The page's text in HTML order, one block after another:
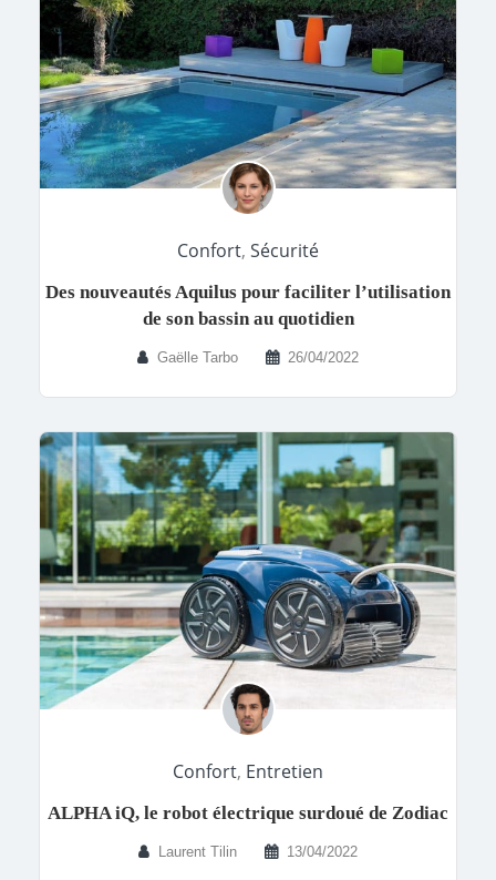
Confort, Sécurité
Des nouveautés Aquilus pour faciliter l’utilisation
de son bassin au quotidien
Gaëlle Tarbo 26/04/2022
Confort, Entretien
ALPHA iQ, le robot électrique surdoué de Zodiac
Laurent Tilin 13/04/2022